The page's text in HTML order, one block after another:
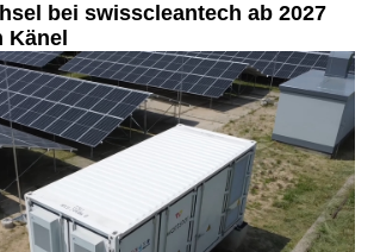
bei swisscleantech ab 2027